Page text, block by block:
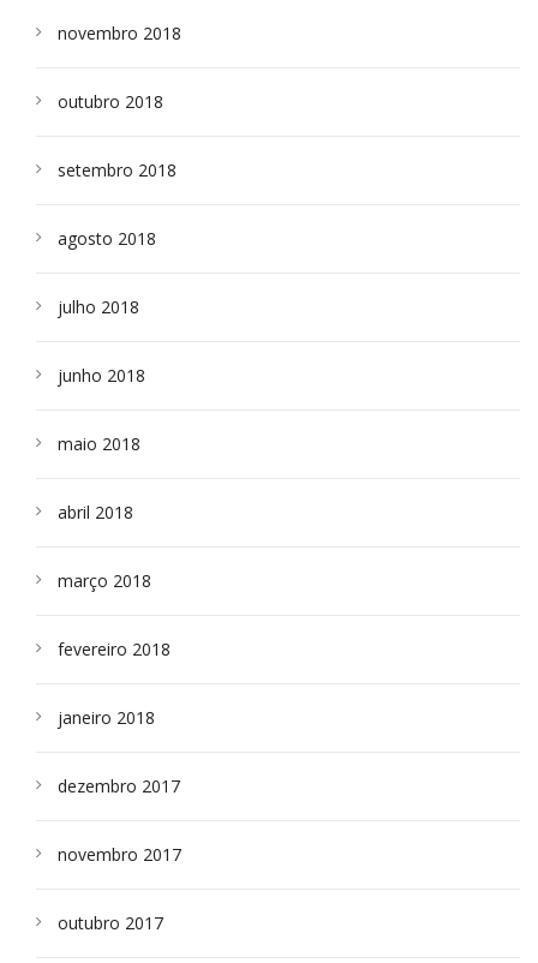
novembro 2018
outubro 2018
setembro 2018
agosto 2018
julho 2018
junho 2018
maio 2018
abril 2018
março 2018
fevereiro 2018
janeiro 2018
dezembro 2017
novembro 2017
outubro 2017